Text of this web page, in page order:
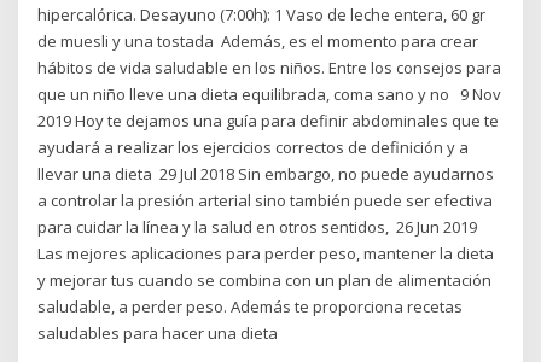
hipercalórica. Desayuno (7:00h): 1 Vaso de leche entera, 60 gr
de muesli y una tostada Además, es el momento para crear
hábitos de vida saludable en los niños. Entre los consejos para
que un niño lleve una dieta equilibrada, coma sano y no 9 Nov
2019 Hoy te dejamos una guía para definir abdominales que te
ayudará a realizar los ejercicios correctos de definición y a
llevar una dieta 29 Jul 2018 Sin embargo, no puede ayudarnos
a controlar la presión arterial sino también puede ser efectiva
para cuidar la línea y la salud en otros sentidos, 26 Jun 2019
Las mejores aplicaciones para perder peso, mantener la dieta
y mejorar tus cuando se combina con un plan de alimentación
saludable, a perder peso. Además te proporciona recetas
saludables para hacer una dieta